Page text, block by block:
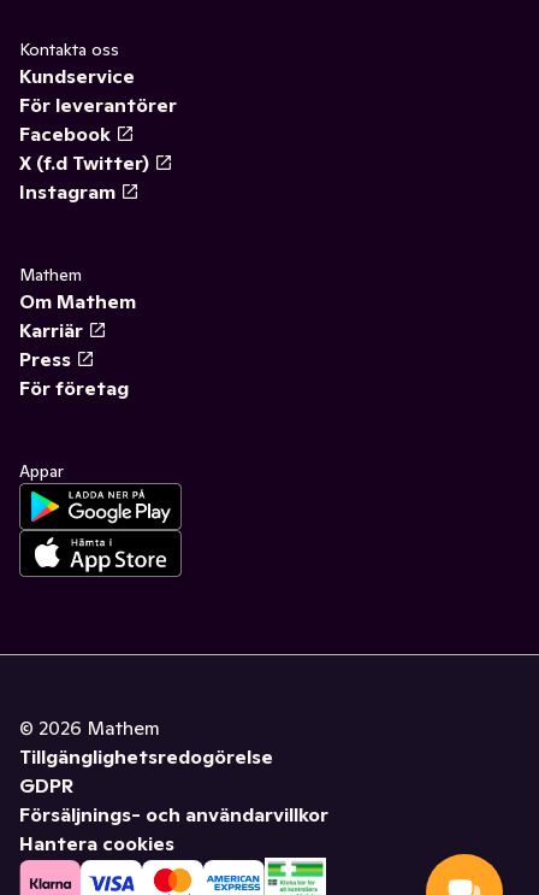
Kontakta oss
Kundservice
För leverantörer
Facebook
X (f.d Twitter)
Instagram
Mathem
Om Mathem
Karriär
Press
För företag
Appar
© 2026 Mathem
Tillgänglighetsredogörelse
GDPR
Försäljnings- och användarvillkor
Hantera cookies